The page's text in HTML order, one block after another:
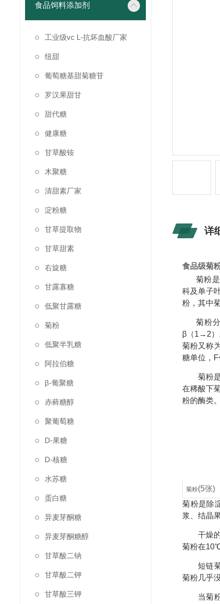
食品饲料添加剂
工业级vc L-抗坏血酸厂家
纽甜
葡萄糖基甜菊糖苷
罗汉果甜甘
甜代糖
健康糖
甘草酸铵
木聚糖
清甜素厂家
淀粉糖
甘草提取物
甘草甜素
右旋糖
甘露寡糖
低聚甘露糖
菊粉
低聚半乳糖
阿拉伯糖
β-葡聚糖
赤藓糖醇
聚葡萄糖
D-果糖
D-核糖
水苏糖
蛋白糖
异麦芽酮糖
异麦芽酮糖醇
甘草酸二钠
甘草酸二钾
甘草酸三钾
详
食品级菊
菊粉
科及单子
粉，其中
菊粉
β（1→2）
菊粉又称
糖单位，
菊粉
在稀酸下
粉的酶类
菊粉(5张)
菊粉是除
浆、结晶
干燥
菊粉在
短链
菊粉几乎
当菊